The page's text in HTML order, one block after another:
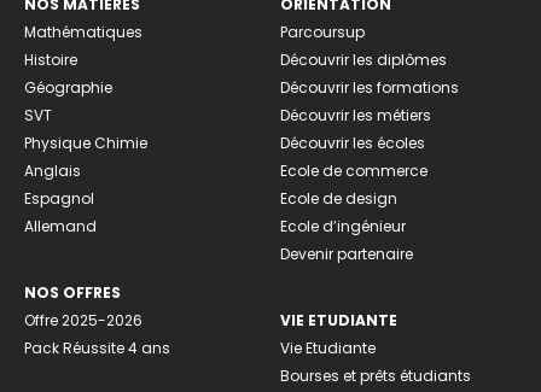
NOS MATIÈRES
Mathématiques
Histoire
Géographie
SVT
Physique Chimie
Anglais
Espagnol
Allemand
NOS OFFRES
Offre 2025-2026
Pack Réussite 4 ans
ORIENTATION
Parcoursup
Découvrir les diplômes
Découvrir les formations
Découvrir les métiers
Découvrir les écoles
Ecole de commerce
Ecole de design
Ecole d’ingénieur
Devenir partenaire
VIE ETUDIANTE
Vie Etudiante
Bourses et prêts étudiants